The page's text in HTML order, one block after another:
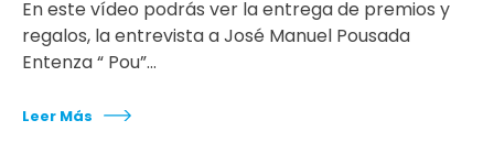
En este vídeo podrás ver la entrega de premios y
regalos, la entrevista a José Manuel Pousada
Entenza “ Pou”…
Leer Más